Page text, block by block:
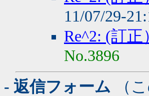
11/07/29-
Re^2: (訂
No.3896
- 返信フォーム （